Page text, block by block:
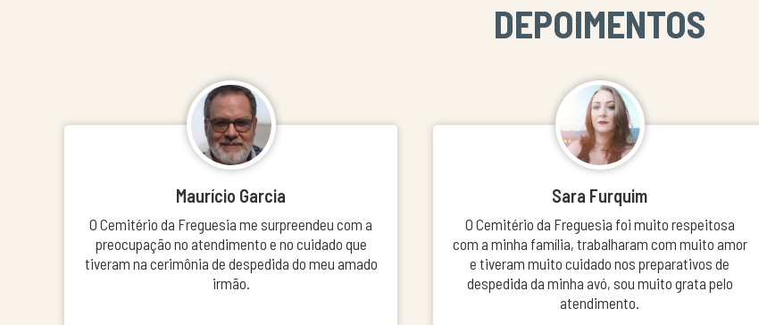
DEPOIMENTOS
Maurício Garcia
O Cemitério da Freguesia me surpreendeu com a
preocupação no atendimento e no cuidado que
tiveram na cerimônia de despedida do meu amado
irmão.
Sara Furquim
O Cemitério da Freguesia foi muito respeitosa
com a minha família, trabalharam com muito amor
e tiveram muito cuidado nos preparativos de
despedida da minha avó, sou muito grata pelo
atendimento.